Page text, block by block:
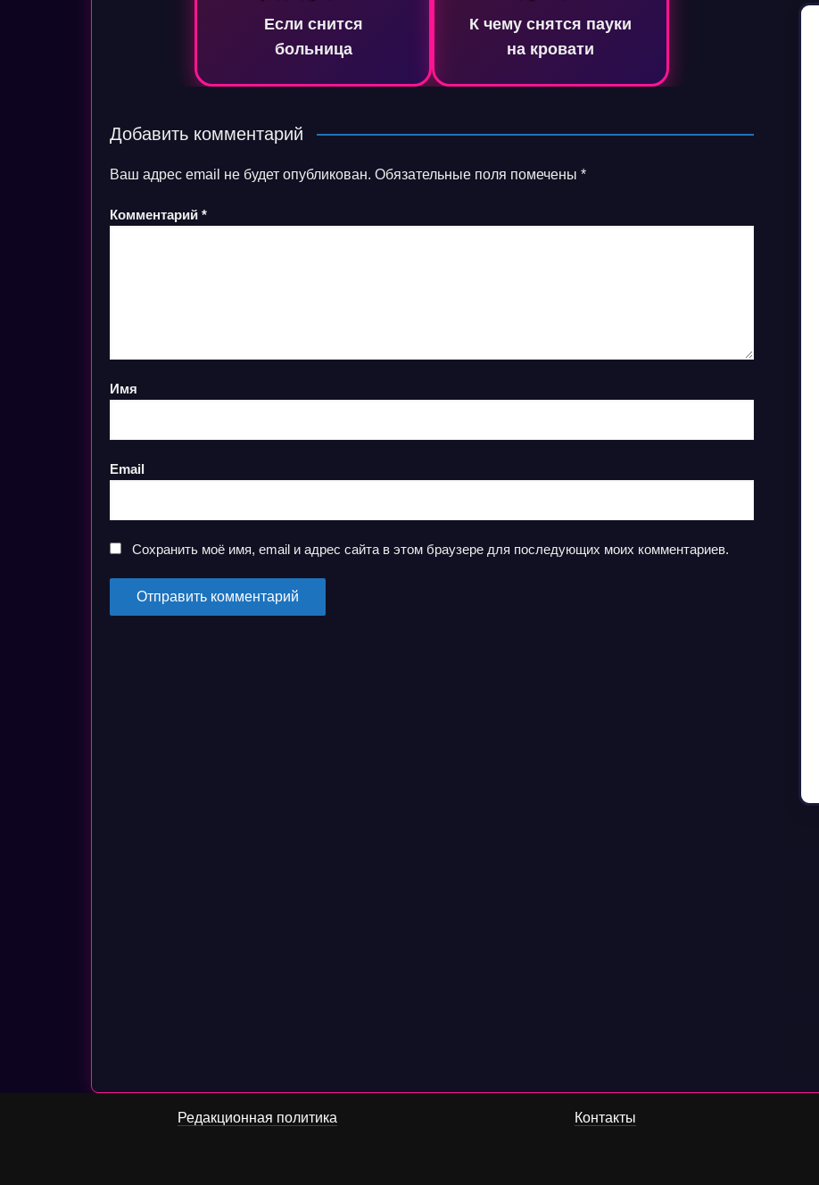
Если снится
больница
К чему снятся пауки
на кровати
Добавить комментарий
Ваш адрес email не будет опубликован. Обязательные поля помечены *
Комментарий *
Имя
Email
Сохранить моё имя, email и адрес сайта в этом браузере для последующих моих комментариев.
Редакционная политика Контакты